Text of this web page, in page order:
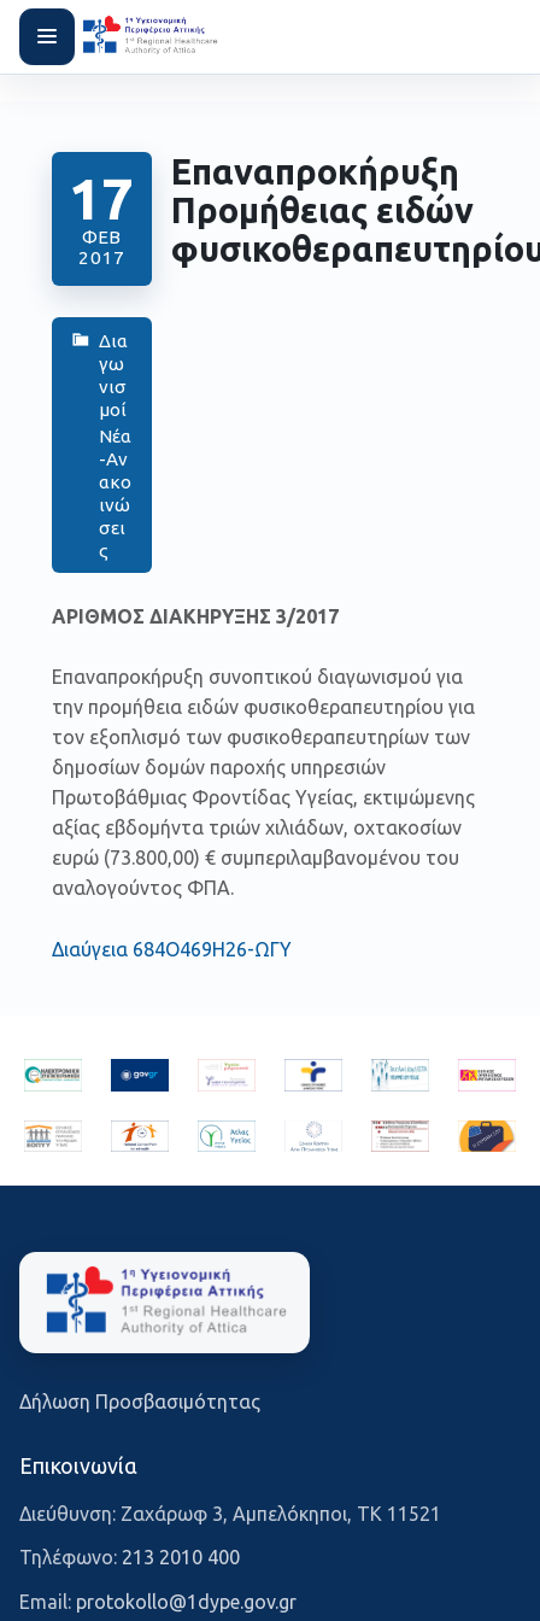
17
ΦΕΒ
2017
Δια
γω
νισ
μοί
Νέα
-Αν
ακο
ινώ
σει
ς
Επαναπροκήρυξη
Προμήθειας ειδών
ΑΡΙΘΜΟΣ ΔΙΑΚΗΡΥΞΗΣ 3/2017
Επαναπροκήρυξη συνοπτικού διαγωνισμού για
την προμήθεια ειδών φυσικοθεραπευτηρίου για
τον εξοπλισμό των φυσικοθεραπευτηρίων των
δημοσίων δομών παροχής υπηρεσιών
Πρωτοβάθμιας Φροντίδας Υγείας, εκτιμώμενης
αξίας εβδομήντα τριών χιλιάδων, οχτακοσίων
ευρώ (73.800,00) € συμπεριλαμβανομένου του
αναλογούντος ΦΠΑ.
Διαύγεια 684Ο469Η26-ΩΓΥ
Δήλωση Προσβασιμότητας
Επικοινωνία
Διεύθυνση: Ζαχάρωφ 3, Αμπελόκηποι, ΤΚ 11521
Τηλέφωνο: 213 2010 400
Email: protokollo@1dype.gov.gr